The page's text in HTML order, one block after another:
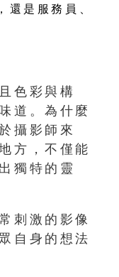
是服務員、
色彩與構
道。為什麼
攝影師來
方，不僅能
獨特的靈
刺激的影像
自身的想法